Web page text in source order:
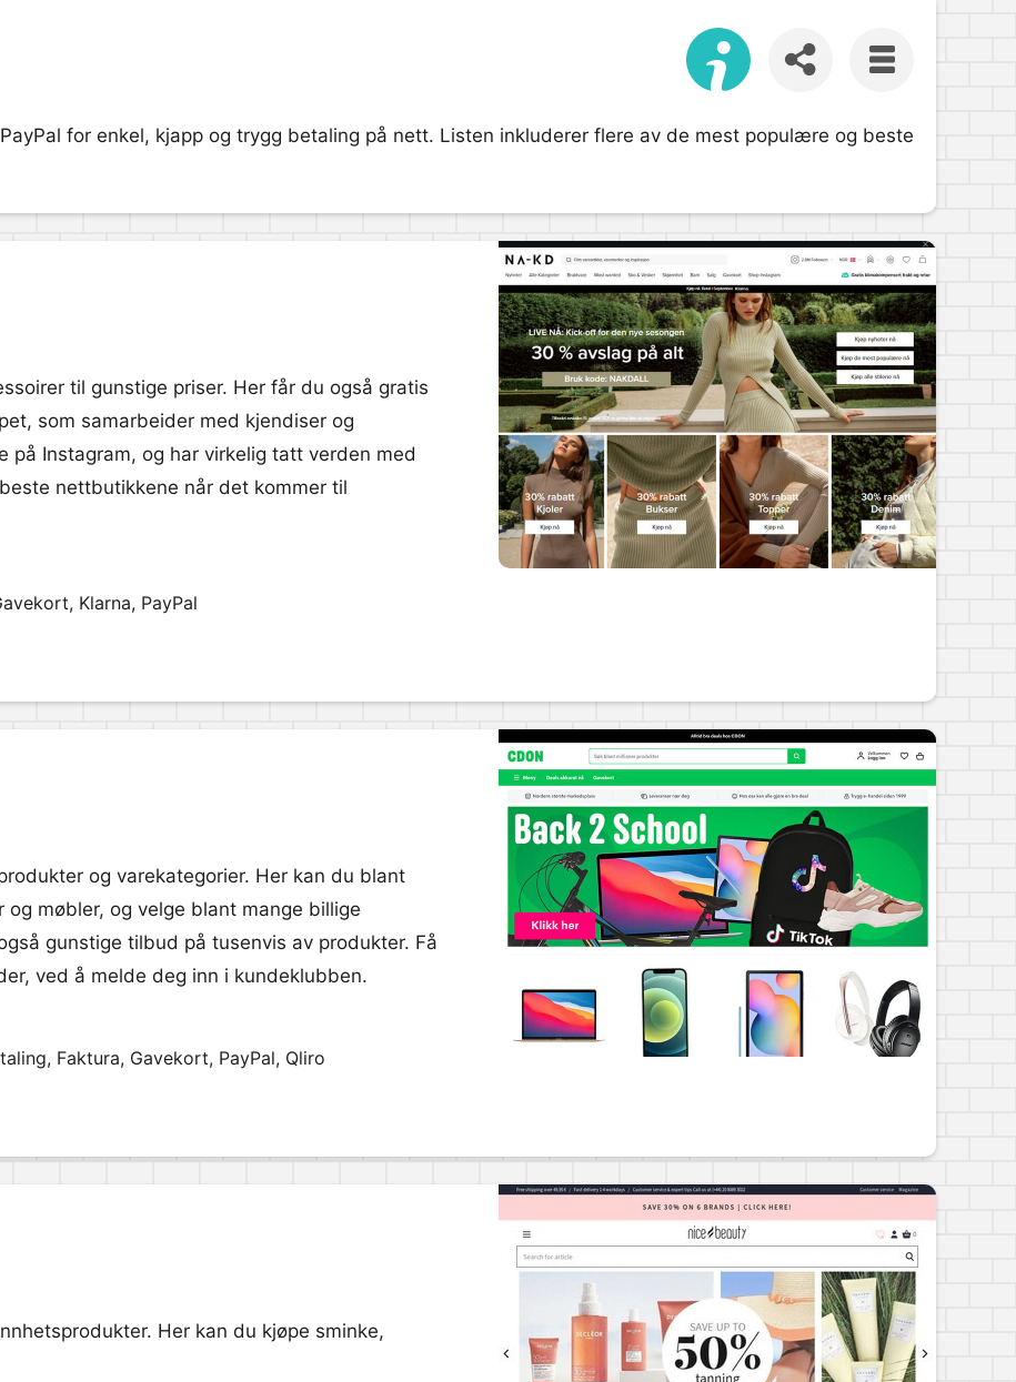
for enkel, kjapp og trygg betaling på nett. Listen inkluderer flere av de mest populære og beste
til gunstige priser. Her får du også gratis
som samarbeider med kjendiser og
på Instagram, og har virkelig tatt verden med
nettbutikkene når det kommer til
Klarna, PayPal
og varekategorier. Her kan du blant
møbler, og velge blant mange billige
gunstige tilbud på tusenvis av produkter. Få
ved å melde deg inn i kundeklubben.
Faktura, Gavekort, PayPal, Qliro
Her kan du kjøpe sminke,